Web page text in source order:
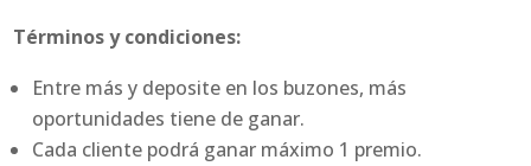
Términos y condiciones:
Entre más y deposite en los buzones, más
oportunidades tiene de ganar.
Cada cliente podrá ganar máximo 1 premio.